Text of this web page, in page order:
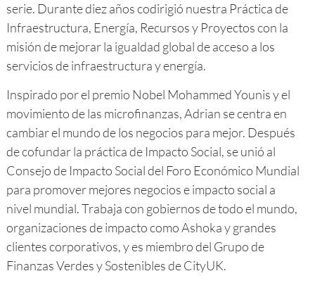
serie. Durante diez años codirigió nuestra Práctica de
Infraestructura, Energía, Recursos y Proyectos con la
misión de mejorar la igualdad global de acceso a los
servicios de infraestructura y energía.
Inspirado por el premio Nobel Mohammed Younis y el
movimiento de las microfinanzas, Adrian se centra en
cambiar el mundo de los negocios para mejor. Después
de cofundar la práctica de Impacto Social, se unió al
Consejo de Impacto Social del Foro Económico Mundial
para promover mejores negocios e impacto social a
nivel mundial. Trabaja con gobiernos de todo el mundo,
organizaciones de impacto como Ashoka y grandes
clientes corporativos, y es miembro del Grupo de
Finanzas Verdes y Sostenibles de CityUK.